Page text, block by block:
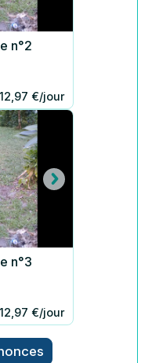
n°2
€/jour
n°3
€/jour